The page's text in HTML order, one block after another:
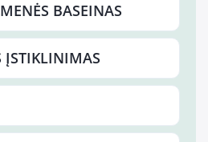
BASEINAS
ĮSTIKLINIMAS